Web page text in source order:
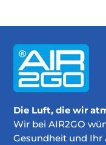
Die Luft, die wir
Wir bei AIR2GO
Gesundheit und Ihr